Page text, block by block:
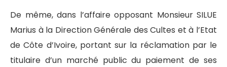
De même, dans l’affaire opposant Monsieur SILUE
Marius à la Direction Générale des Cultes et à l’Etat
de Côte d’Ivoire, portant sur la réclamation par le
titulaire d’un marché public du paiement de ses